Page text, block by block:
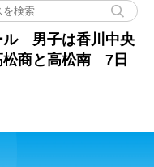
ル 男子は香川中央
商と高松南 7日